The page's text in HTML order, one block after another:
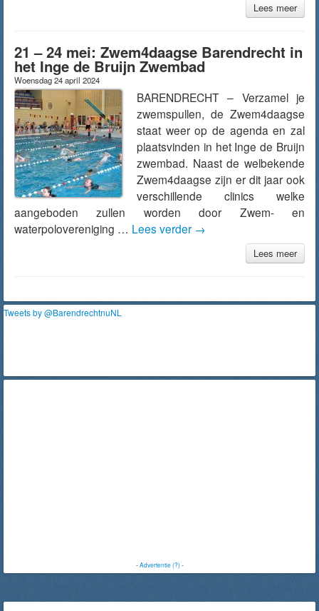
Lees meer
21 – 24 mei: Zwem4daagse Barendrecht in
het Inge de Bruijn Zwembad
Woensdag 24 april 2024
BARENDRECHT – Verzamel je
zwemspullen, de Zwem4daagse
staat weer op de agenda en zal
plaatsvinden in het Inge de Bruijn
zwembad. Naast de welbekende
Zwem4daagse zijn er dit jaar ook
verschillende clinics welke
aangeboden zullen worden door Zwem- en
waterpolovereniging … Lees verder →
Lees meer
Tweets by @BarendrechtnuNL
-Advertentie (?)-